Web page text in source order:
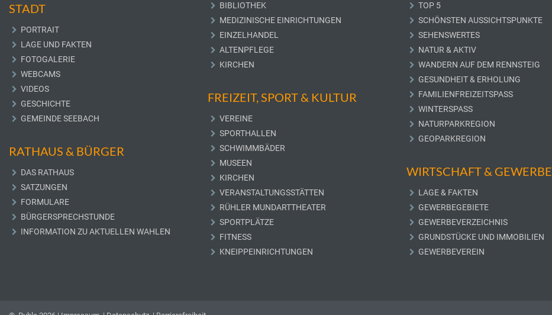
STADT
PORTRAIT
LAGE UND FAKTEN
FOTOGALERIE
WEBCAMS
VIDEOS
GESCHICHTE
GEMEINDE SEEBACH
RATHAUS & BÜRGER
DAS RATHAUS
SATZUNGEN
FORMULARE
BÜRGERSPRECHSTUNDE
INFORMATION ZU AKTUELLEN WAHLEN
BIBLIOTHEK
MEDIZINISCHE EINRICHTUNGEN
EINZELHANDEL
ALTENPFLEGE
KIRCHEN
FREIZEIT, SPORT & KULTUR
VEREINE
SPORTHALLEN
SCHWIMMBÄDER
MUSEEN
KIRCHEN
VERANSTALTUNGSSTÄTTEN
RÜHLER MUNDARTTHEATER
SPORTPLÄTZE
FITNESS
KNEIPPEINRICHTUNGEN
TOP 5
SCHÖNSTEN AUSSICHTSPUNKTE
SEHENSWERTES
NATUR & AKTIV
WANDERN AUF DEM RENNSTEIG
GESUNDHEIT & ERHOLUNG
FAMILIENFREIZEITSPASS
WINTERSPASS
NATURPARKREGION
GEOPARKREGION
WIRTSCHAFT & GEWERBE
LAGE & FAKTEN
GEWERBEGEBIETE
GEWERBEVERZEICHNIS
GRUNDSTÜCKE UND IMMOBILIEN
GEWERBEVEREIN